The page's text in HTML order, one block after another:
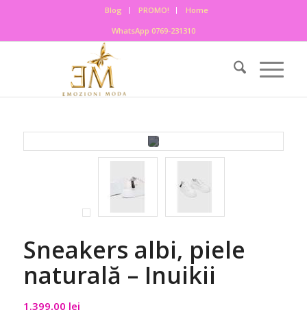
Blog PROMO!
Home
WhatsApp 0769-231310
Sneakers albi, piele
naturală – Inuikii
1.399,00 lei